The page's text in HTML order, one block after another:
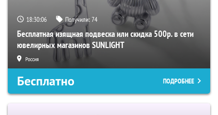
18:30:05 Получили:74
Бесплатная изящная подвеска или скидка 500р. в сети
ювелирных магазинов SUNLIGHT
Россия
Бесплатно ПОДРОБНЕЕ